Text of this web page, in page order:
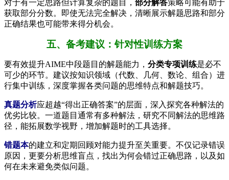
对于有一定思路但计算复杂的题目， 部分解答策略可能有助于
获取部分分数。即使无法完全解决，清晰展示解题思路和部分
正确结果也可能带来得分机会。
五、备考建议：针对性训练方案
要有效提升AIME中段题目的解题能力， 分类专项训练是必不
可少的环节。建议按知识领域（代数、几何、数论、组合）进
行集中训练，深度掌握各类问题的思维特点和解题技巧。
真题分析应超越“得出正确答案”的层面，深入探究各种解法的
优劣比较。一道题目通常有多种解法，研究不同解法的思维路
径，能拓展数学视野，增加解题时的工具选择。
错题本的建立和定期回顾对能力提升至关重要。不仅记录错误
原因，更要分析思维盲点，找出为何会错过正确思路，以及如
何在未来避免类似问题。